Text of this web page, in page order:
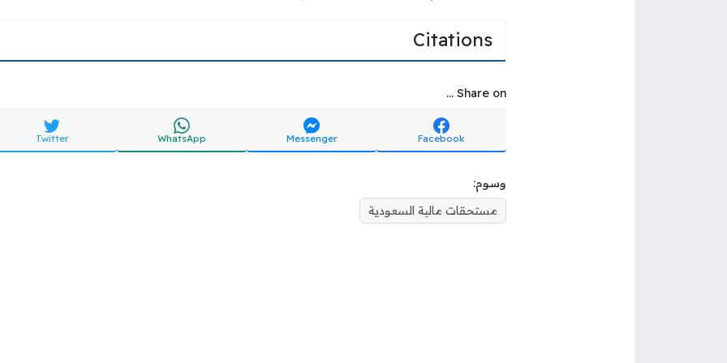
Citations
Share on ...
Facebook
Messenger
WhatsApp
Twitter
وسوم:
مستحقات مالية السعودية